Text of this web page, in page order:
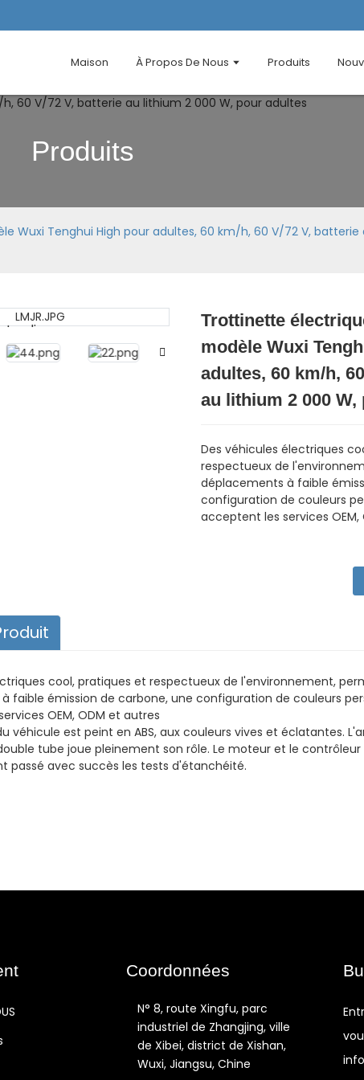
Maison À Propos De Nous Produits
Produits
Wuxi Tenghui High pour adultes, 60 km/h, 60 V/72 V,
Loading...
Loading... Loading...
Loading...
Trottinette
modèle Wuxi
adultes, 60 km/h,
au lithium 2 000
Des véhicules électriques
respectueux de
déplacements à faible
configuration de couleurs
acceptent les services OEM,
cool, pratiques et respectueux de l'environnement,
faible émission de carbone, une configuration de couleurs
OEM, ODM et autres
véhicule est peint en ABS, aux couleurs vives et éclatantes.
tube joue pleinement son rôle. Le moteur et le contrôleur
passé avec succès les tests d'étanchéité.
Coordonnées
N° 8, route Xingfu, parc
industriel de Zhangjing, ville
de Xibei, district de Xishan,
Wuxi, Jiangsu, Chine